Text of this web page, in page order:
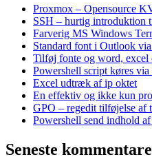
Proxmox – Opensource
SSH – hurtig introduktion
Farverig MS Windows
Standard font i Outlook
Tilføj fonte og word, excel
Powershell script køres
Excel udtræk af ip oktet
En effektiv og ikke kun
GPO – regedit tilføjelse af
Powershell send indhold
Seneste